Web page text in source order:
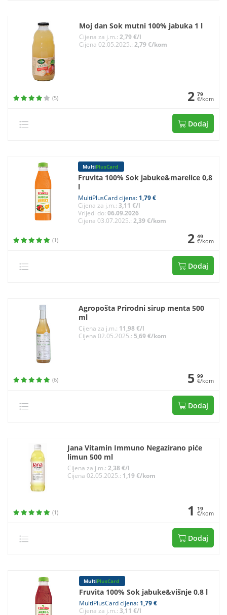
Moj dan Sok mutni 100% jabuka 1 l
Cijena za j.m.: 2,79 €/l
Cijena 02.05.2025.: 2,79 €/kom
(5) 2 79
€/kom
Dodaj
MultiPlusCard
Fruvita 100% Sok jabuke&marelice 0,8
l
MultiPlusCard cijena: 1,79 €
Cijena za j.m.: 3,11 €/l
Vrijedi do: 06.09.2026
Cijena 03.07.2025.: 2,39 €/kom
(1) 2 49
€/kom
Dodaj
Agropošta Prirodni sirup menta 500
ml
Cijena za j.m.: 11,98 €/l
Cijena 02.05.2025.: 5,69 €/kom
(6) 5 99
€/kom
Dodaj
Jana Vitamin Immuno Negazirano piće
limun 500 ml
Cijena za j.m.: 2,38 €/l
Cijena 02.05.2025.: 1,19 €/kom
(1) 1 19
€/kom
Dodaj
MultiPlusCard
Fruvita 100% Sok jabuke&višnje 0,8 l
MultiPlusCard cijena: 1,79 €
Cijena za j.m.: 3,11 €/l